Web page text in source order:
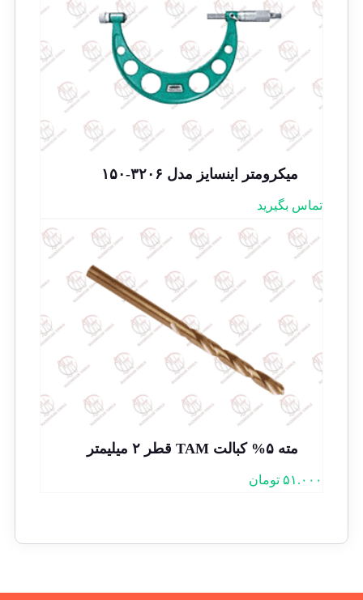
میکرومتر اینسایز مدل ۳۲۰۶-۱۵۰
تماس بگیرید
مته ۵% کبالت TAM قطر ۲ میلیمتر
۵۱.۰۰۰ تومان